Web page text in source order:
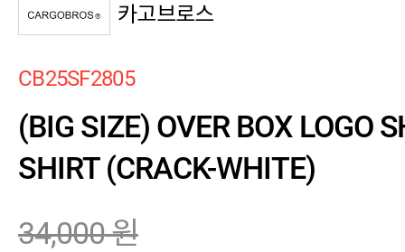
카고브로스
CB25SF2805
(BIG SIZE) OVER BOX LOGO
SHIRT (CRACK-WHITE)
34,000원